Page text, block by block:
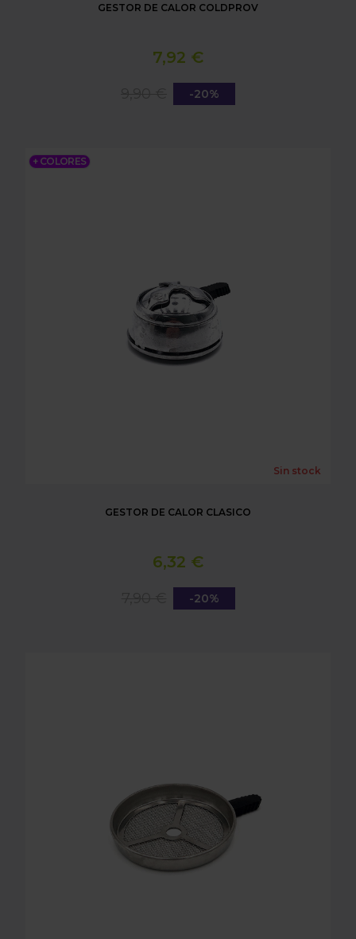
GESTOR DE CALOR COLDPROV
7,92 €
-20%
+ COLORES
GESTOR DE CALOR CLASICO
Sin stock
GESTOR DE CALOR CLASICO
6,32 €
-20%